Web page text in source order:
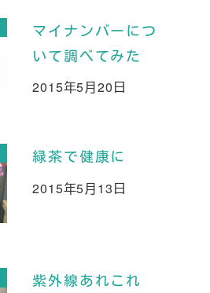
マイナンバーにつ
いて調べてみた
投稿日
2015年5月20日
緑茶で健康に
投稿日
2015年5月13日
紫外線あれこれ